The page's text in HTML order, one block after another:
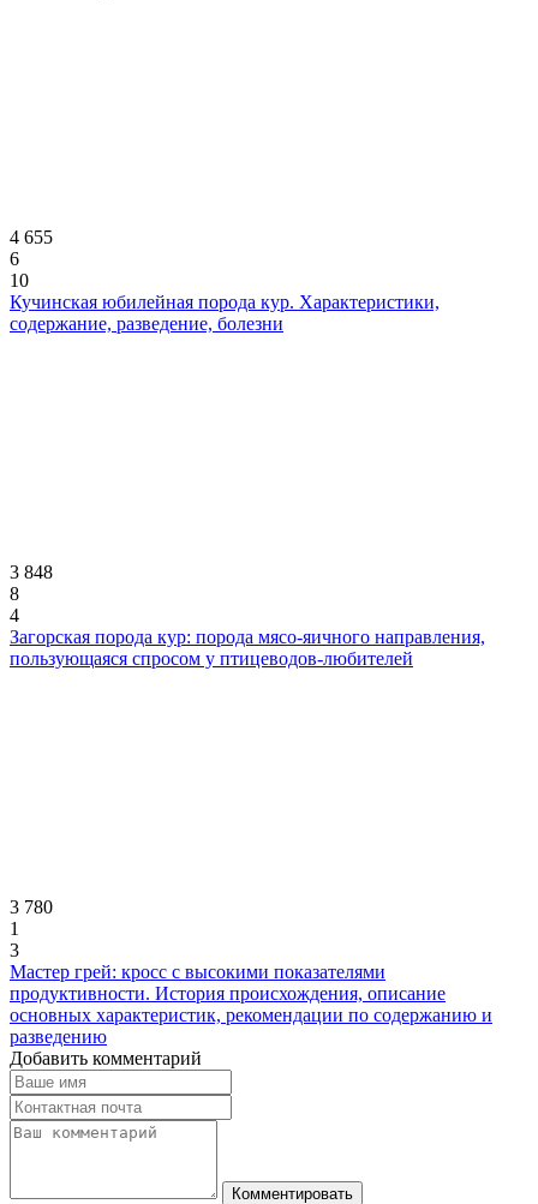
4 655
6
10
Кучинская юбилейная порода кур. Характеристики,
содержание, разведение, болезни
3 848
8
4
Загорская порода кур: порода мясо-яичного направления,
пользующаяся спросом у птицеводов-любителей
3 780
1
3
Мастер грей: кросс с высокими показателями
продуктивности. История происхождения, описание
основных характеристик, рекомендации по содержанию и
разведению
Добавить комментарий
Комментировать